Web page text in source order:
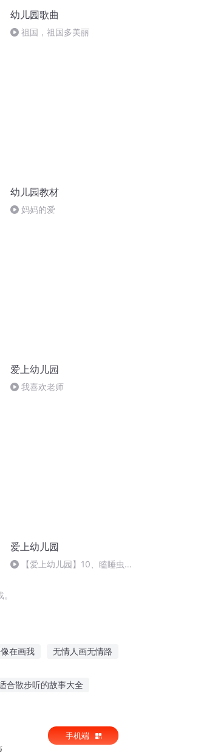
幼儿园歌曲
祖国，祖国多美丽
幼儿园教材
妈妈的爱
爱上幼儿园
我喜欢老师
爱上幼儿园
【爱上幼儿园】10、瞌睡虫
在画我 无情人画无情路
合散步听的故事大全
手机端